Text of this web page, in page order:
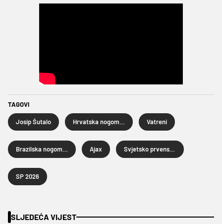
TAGOVI
Josip Šutalo Vatreni
Ajax
SP 2026
SLJEDEĆA VIJEST